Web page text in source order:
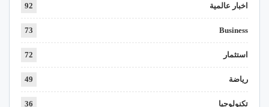
اخبار عالمية 92
Business
73
استثمار 72
رياضة 49
تكنولوجيا 36